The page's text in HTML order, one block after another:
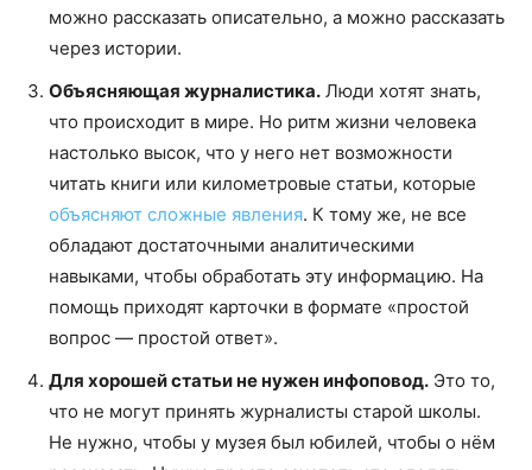
можно рассказать описательно, а можно рассказать
через истории.
Объясняющая журналистика. Люди хотят знать,
что происходит в мире. Но ритм жизни человека
настолько высок, что у него нет возможности
читать книги или километровые статьи, которые
объясняют сложные явления. К тому же, не все
обладают достаточными аналитическими
навыками, чтобы обработать эту информацию. На
помощь приходят карточки в формате «простой
вопрос — простой ответ».
Для хорошей статьи не нужен инфоповод. Это то,
что не могут принять журналисты старой школы.
Не нужно, чтобы у музея был юбилей, чтобы о нём